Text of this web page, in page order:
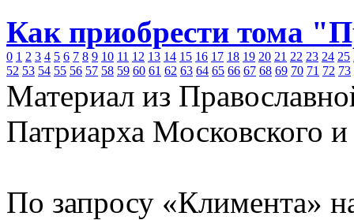
Как приобрести тома
0 1 2 3 4 5 6 7 8 9 10 11 12 13 14 15 16 17 18 19 20 21 22 23 24 25
52 53 54 55 56 57 58 59 60 61 62 63 64 65 66 67 68 69 70 71 72 73
Материал из
Патриарха Московского
По запросу «Климента»